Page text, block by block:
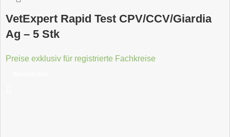
VetExpert Rapid Test CPV/CCV/Giardia
Ag – 5 Stk
Preise exklusiv für registrierte Fachkreise